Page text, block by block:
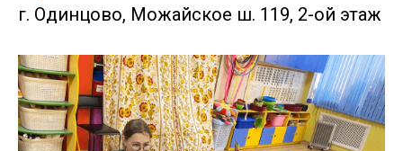
г. Одинцово, Можайское ш. 119, 2-ой этаж